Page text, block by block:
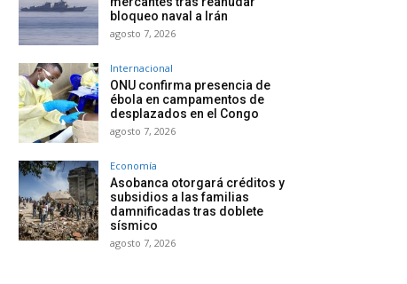
bloqueo naval a Irán
agosto 7, 2026
Internacional
ONU confirma presencia de
ébola en campamentos de
desplazados en el Congo
agosto 7, 2026
Economía
Asobanca otorgará créditos y
subsidios a las familias
damnificadas tras doblete
sísmico
agosto 7, 2026